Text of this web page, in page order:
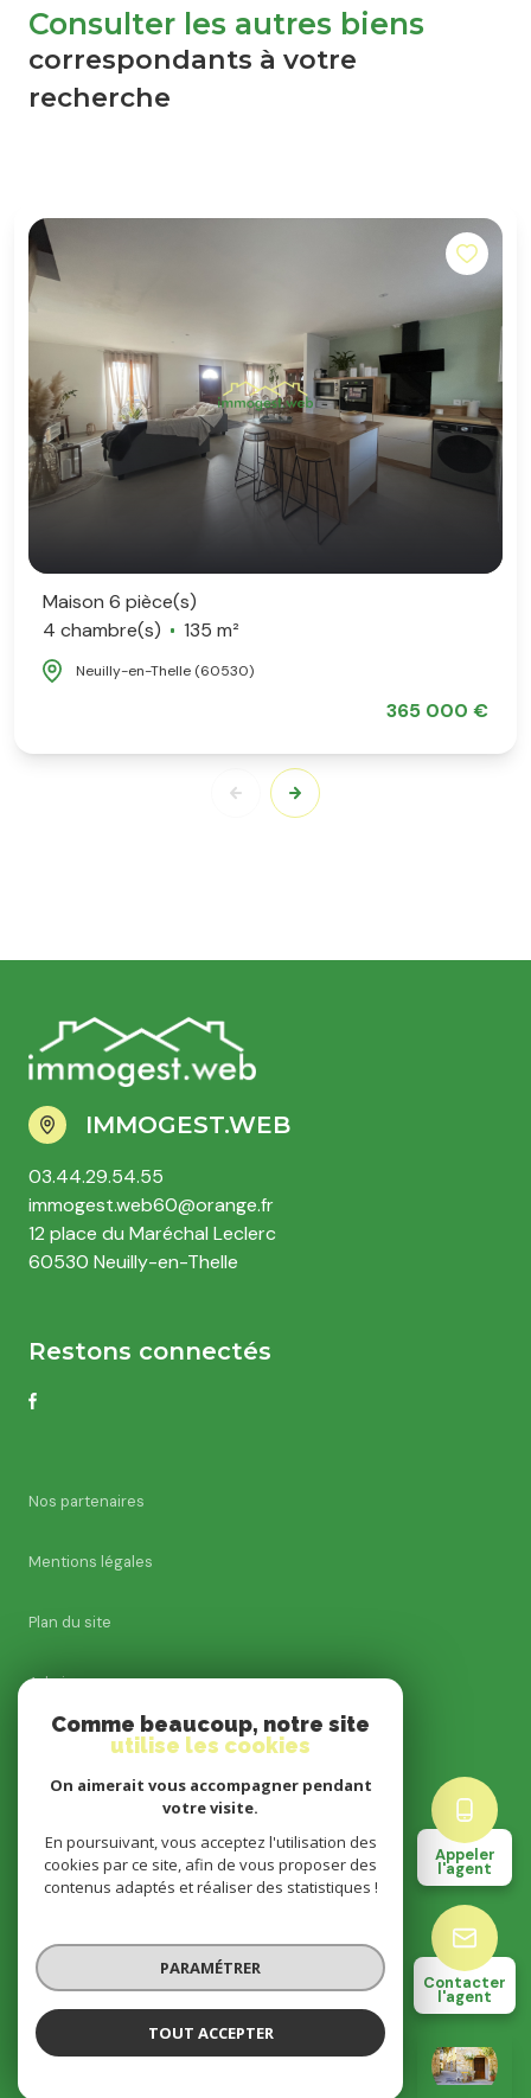
STEPHANIE VIDARD
Appeler
l'agent
Contacter
l'agent
Consulter les autres biens
correspondants à votre
recherche
Maison 6 pièce(s)
4 chambre(s)
135 m²
Neuilly-en-Thelle (60530)
365 000 €
IMMOGEST.WEB
03.44.29.54.55
immogest.web60@orange.fr
12 place du Maréchal Leclerc
60530 Neuilly-en-Thelle
Restons connectés
Nos partenaires
Mentions légales
Plan du site
Admin
Nos honoraires
Cookies
© 2026 | Tous droits réservés
Réalisé par
Comme beaucoup, notre site
utilise les cookies
On aimerait vous accompagner pendant
votre visite.
En poursuivant, vous acceptez l'utilisation des
cookies par ce site, afin de vous proposer des
contenus adaptés et réaliser des statistiques !
PARAMÉTRER
TOUT ACCEPTER